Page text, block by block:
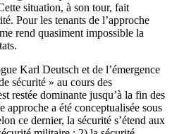
situation, à son tour, fait
Pour les tenants de l’approche
rend quasiment impossible la
Karl Deutsch et de l’émergence
sécurité » au cours des
restée dominante jusqu’à la fin des
approche a été conceptualisée sous
ce dernier, la sécurité s’étend aux